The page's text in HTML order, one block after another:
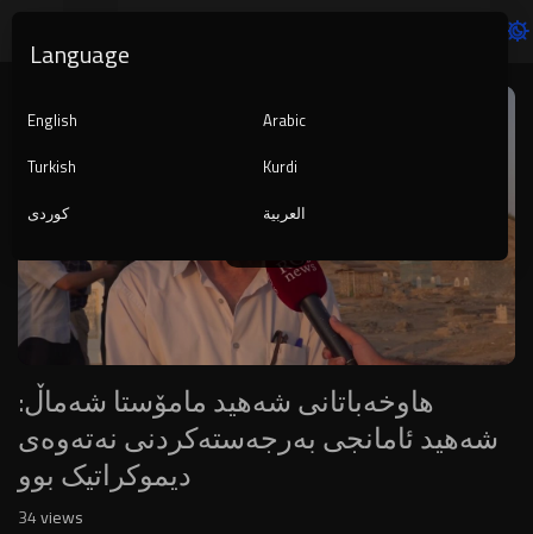
Player
auto
هاوخەباتانی شەهید مامۆستا شەماڵ:
شەهید ئامانجی بەرجەستەکردنی نەتەوەی
دیموکراتیک بوو
34views
Language
English
Arabic
Turkish
Kurdi
کوردی
العربية